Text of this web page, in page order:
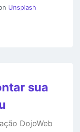
Unsplash
sua
DojoWeb